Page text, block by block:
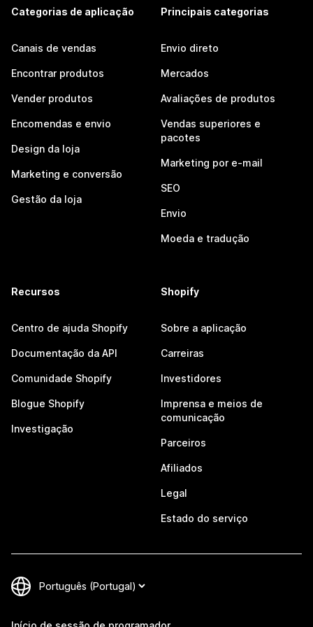
Categorias de aplicação
Canais de vendas
Encontrar produtos
Vender produtos
Encomendas e envio
Design da loja
Marketing e conversão
Gestão da loja
Principais categorias
Envio direto
Mercados
Avaliações de produtos
Vendas superiores e
pacotes
Marketing por e-mail
SEO
Envio
Moeda e tradução
Recursos
Centro de ajuda Shopify
Documentação da API
Comunidade Shopify
Blogue Shopify
Investigação
Shopify
Sobre a aplicação
Carreiras
Investidores
Imprensa e meios de
comunicação
Parceiros
Afiliados
Legal
Estado do serviço